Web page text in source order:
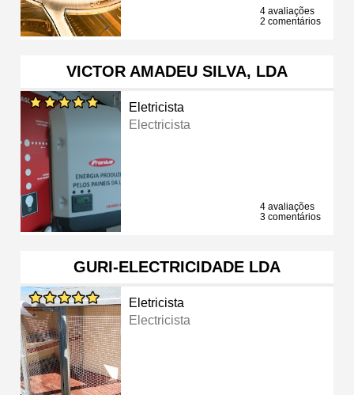
4 avaliações
2 comentários
VICTOR AMADEU SILVA, LDA
Eletricista
Electricista
4 avaliações
3 comentários
GURI-ELECTRICIDADE LDA
Eletricista
Electricista